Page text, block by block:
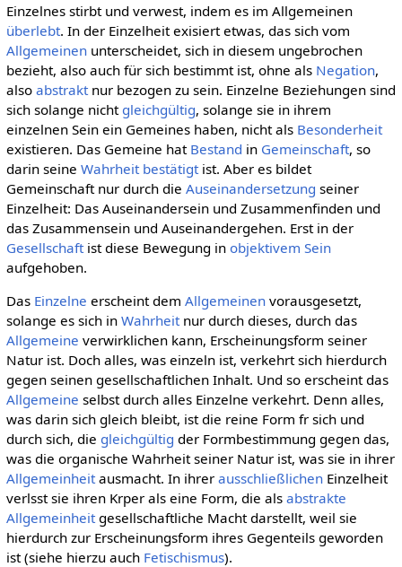
Einzelnes stirbt und verwest, indem es im Allgemeinen
überlebt. In der Einzelheit exisiert etwas, das sich vom
Allgemeinenunterscheidet, sich in diesem ungebrochen
bezieht, also auch für sich bestimmt ist, ohne als Negation,
also abstraktnur bezogen zu sein. Einzelne Beziehungen sind
sich solange nicht gleichgültig, solange sie in ihrem
einzelnen Sein ein Gemeines haben, nicht als Besonderheit
existieren. Das Gemeine hat Bestand in Gemeinschaft, so
darin seine Wahrheit bestätigtist. Aber es bildet
Gemeinschaft nur durch die Auseinandersetzung seiner
Einzelheit: Das Auseinandersein und Zusammenfinden und
das Zusammensein und Auseinandergehen. Erst in der
Gesellschaftist diese Bewegung in objektivem Sein
aufgehoben.
Das Einzelne erscheint dem Allgemeinenvorausgesetzt,
solange es sich in Wahrheitnur durch dieses, durch das
Allgemeine verwirklichen kann, Erscheinungsform seiner
Natur ist. Doch alles, was einzeln ist, verkehrt sich hierdurch
gegen seinen gesellschaftlichen Inhalt. Und so erscheint das
Allgemeine selbst durch alles Einzelne verkehrt. Denn alles,
was darin sich gleich bleibt, ist die reine Form fr sich und
durch sich, die gleichgültig der Formbestimmung gegen das,
was die organische Wahrheit seiner Natur ist, was sie in ihrer
Allgemeinheitausmacht. In ihrer ausschließlichenEinzelheit
verlsst sie ihren Krper als eine Form, die als abstrakte
Allgemeinheitgesellschaftliche Macht darstellt, weil sie
hierdurch zur Erscheinungsform ihres Gegenteils geworden
ist (siehe hierzu auch Fetischismus).